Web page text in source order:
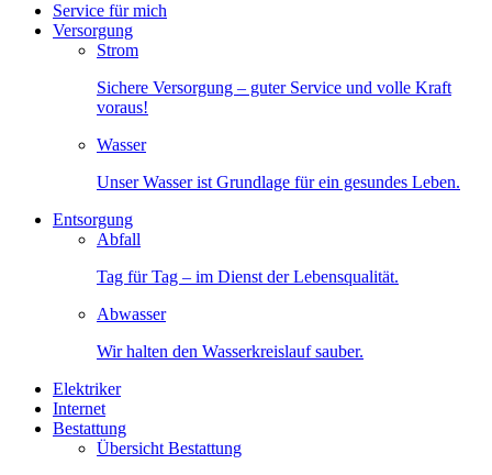
Service für mich
Versorgung
Strom
Sichere Versorgung – guter Service und volle Kraft
voraus!
Wasser
Unser Wasser ist Grundlage für ein gesundes Leben.
Entsorgung
Abfall
Tag für Tag – im Dienst der Lebensqualität.
Abwasser
Wir halten den Wasserkreislauf sauber.
Elektriker
Internet
Bestattung
Übersicht Bestattung